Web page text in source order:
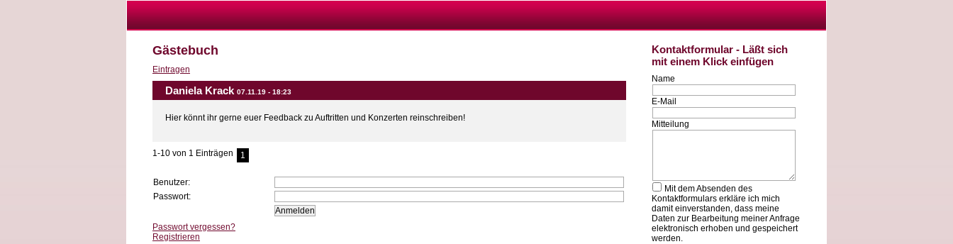
Gästebuch
Eintragen
Daniela Krack 07.11.19 - 18:23
Hier könnt ihr gerne euer Feedback zu Auftritten und Konzerten reinschreiben!
1-10 von 1 Einträgen 1
Benutzer:
Passwort:
Passwort vergessen?
Registrieren
Kontaktformular - Läßt sich
mit einem Klick einfügen
Name
E-Mail
Mitteilung
Mit dem Absenden des
Kontaktformulars erkläre ich mich
damit einverstanden, dass meine
Daten zur Bearbeitung meiner Anfrage
elektronisch erhoben und gespeichert
werden.